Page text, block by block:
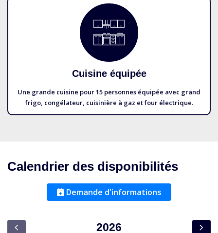
Cuisine équipée
Une grande cuisine pour 15 personnes équipée avec grand
frigo, congélateur, cuisinière à gaz et four électrique.
Calendrier des disponibilités
Demande d'informations
2026